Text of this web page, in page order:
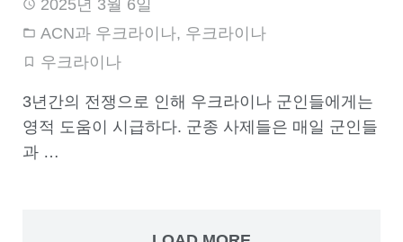
2025년 3월 6일
ACN과 우크라이나, 우크라이나
우크라이나
3년간의 전쟁으로 인해 우크라이나 군인들에게는
영적 도움이 시급하다. 군종 사제들은 매일 군인들
과 …